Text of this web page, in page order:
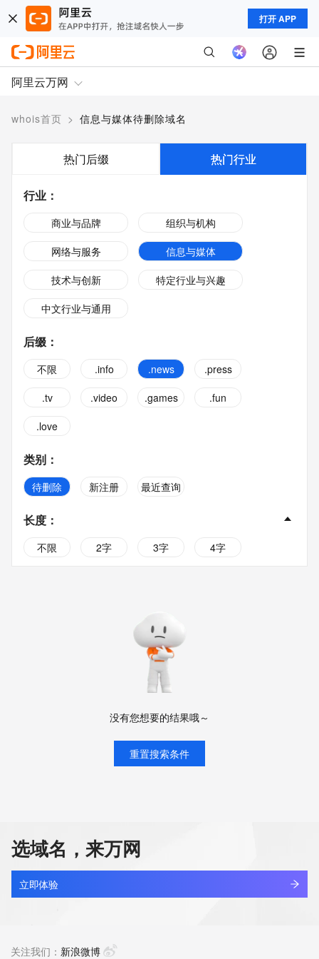
打开 APP
阿里云万网
whois首页 > 信息与媒体待删除域名
热门后缀 热门行业
行业 ：
商业与品牌
组织与机构
网络与服务
信息与媒体
技术与创新
特定行业与兴趣
中文行业与通用
后缀 ：
不限 .info .news
.press
.tv
.video .games
.fun
.love
类别 ：
待删除 新注册 最近查询
长度 ：
不限 2字 3字
4字
没有您想要的结果哦～
重置搜索条件
选域名，来万网
立即体验
关注我们： 新浪微博